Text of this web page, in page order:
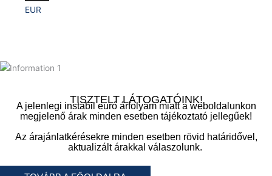
EUR
TISZTELT LÁTOGATÓINK!
A jelenlegi instabil euró árfolyam miatt a weboldalunkon
megjelenő árak minden esetben tájékoztató jellegűek!
Az árajánlatkérésekre minden esetben rövid határidővel,
aktualizált árakkal válaszolunk.